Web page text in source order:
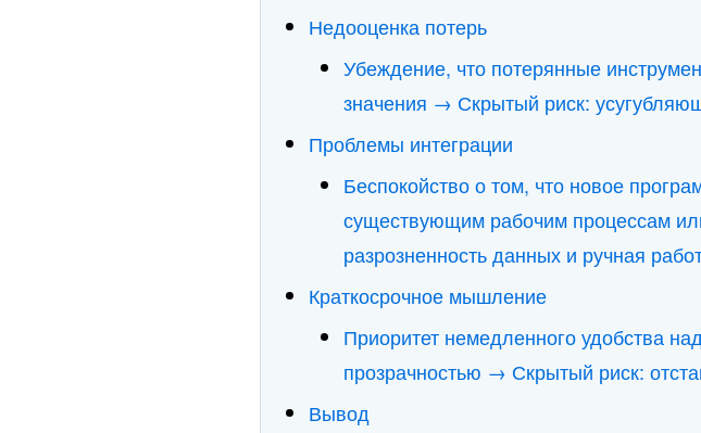
Недооценка потерь
Убеждение, что потерянные
значения → Скрытый риск:
Проблемы интеграции
Беспокойство о том, что новое
существующим рабочим процессам
разрозненность данных и ручная
Краткосрочное мышление
Приоритет немедленного удобства
прозрачностью → Скрытый риск:
Вывод